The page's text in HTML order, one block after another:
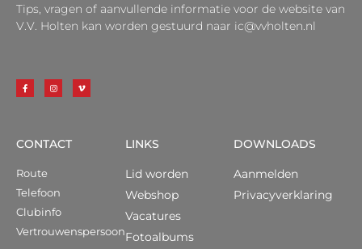
Tips, vragen of aanvullende informatie voor de website van
V.V. Holten kan worden gestuurd naar ic@vvholten.nl
CONTACT
Route
Telefoon
Clubinfo
Vertrouwenspersoon
LINKS
Lid worden
Webshop
Vacatures
Fotoalbums
DOWNLOADS
Aanmelden
Privacyverklaring